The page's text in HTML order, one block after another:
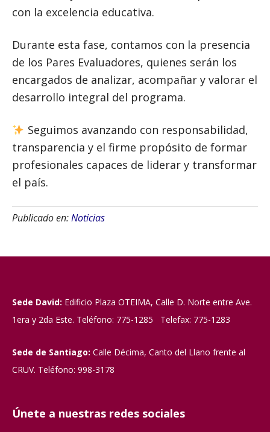
con la excelencia educativa.
Durante esta fase, contamos con la presencia
de los Pares Evaluadores, quienes serán los
encargados de analizar, acompañar y valorar el
desarrollo integral del programa.
Seguimos avanzando con responsabilidad,
transparencia y el firme propósito de formar
profesionales capaces de liderar y transformar
el país.
Publicado en:Noticias
Sede David: Edificio Plaza OTEIMA, Calle D. Norte entre Ave.
1era y 2da Este. Teléfono: 775-1285 Telefax: 775-1283
Sede de Santiago: Calle Décima, Canto del Llano frente al
CRUV. Teléfono: 998-3178
Únete a nuestras redes sociales